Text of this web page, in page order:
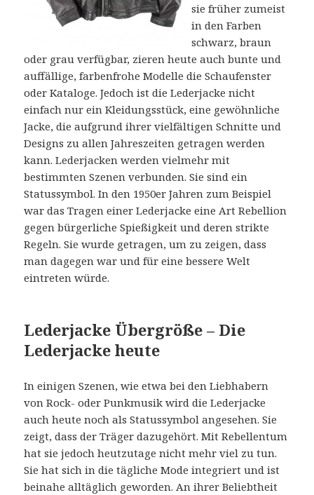
sie früher zumeist
in den Farben
schwarz, braun
oder grau verfügbar, zieren heute auch bunte und
auffällige, farbenfrohe Modelle die Schaufenster
oder Kataloge. Jedoch ist die Lederjacke nicht
einfach nur ein Kleidungsstück, eine gewöhnliche
Jacke, die aufgrund ihrer vielfältigen Schnitte und
Designs zu allen Jahreszeiten getragen werden
kann. Lederjacken werden vielmehr mit
bestimmten Szenen verbunden. Sie sind ein
Statussymbol. In den 1950er Jahren zum Beispiel
war das Tragen einer Lederjacke eine Art Rebellion
gegen bürgerliche Spießigkeit und deren strikte
Regeln. Sie wurde getragen, um zu zeigen, dass
man dagegen war und für eine bessere Welt
eintreten würde.
Lederjacke Übergröße – Die
Lederjacke heute
In einigen Szenen, wie etwa bei den Liebhabern
von Rock- oder Punkmusik wird die Lederjacke
auch heute noch als Statussymbol angesehen. Sie
zeigt, dass der Träger dazugehört. Mit Rebellentum
hat sie jedoch heutzutage nicht mehr viel zu tun.
Sie hat sich in die tägliche Mode integriert und ist
beinahe alltäglich geworden. An ihrer Beliebtheit